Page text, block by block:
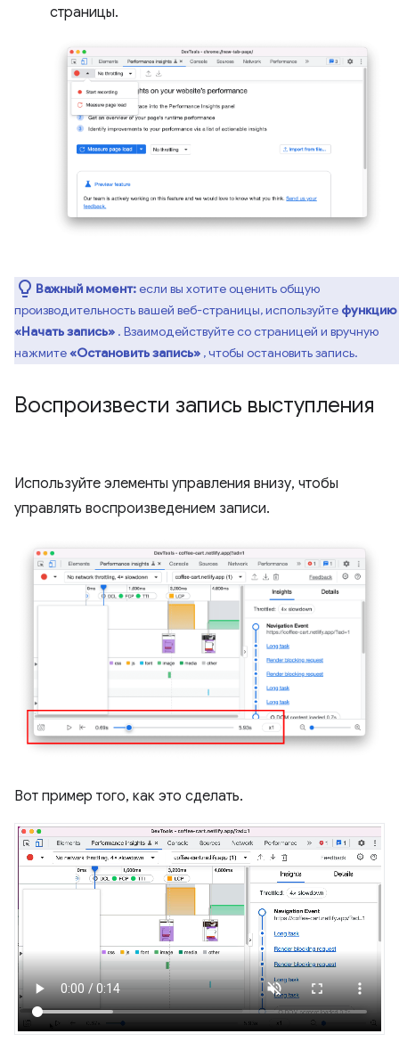
страницы.
Важный момент:если вы хотите оценить общую
производительность вашей веб-страницы, используйте функцию
«Начать запись» . Взаимодействуйте со страницей и вручную
нажмите«Остановить запись» , чтобы остановить запись.
Воспроизвести запись выступления
Используйте элементы управления внизу, чтобы
управлять воспроизведением записи.
Вот пример того, как это сделать.